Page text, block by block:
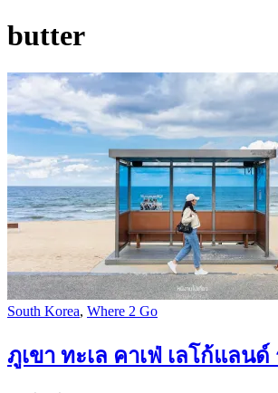
butter
South Korea, Where 2 Go
ภูเขา ทะเล คาเฟ่ เลโก้แลนด์